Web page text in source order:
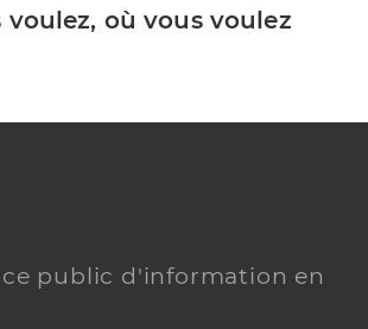
où vous voulez
public d'information en